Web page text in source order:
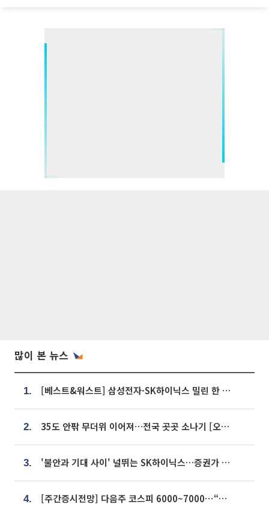
많이 본 뉴스
1. [베스트&워스트] 삼성전자·SK하이닉스 밀린 한 주…상상인증권은 85% 급등
2. 35도 안팎 무더위 이어져…전국 곳곳 소나기 [오늘 날씨]
3. '불안과 기대 사이' 널뛰는 SK하이닉스…증권가 "HBM4·LTA 기반 펀터멘털 견고"
4. [주간증시전망] 다음주 코스피 6000~7000⋯“外人 수급은 정책이 변수”